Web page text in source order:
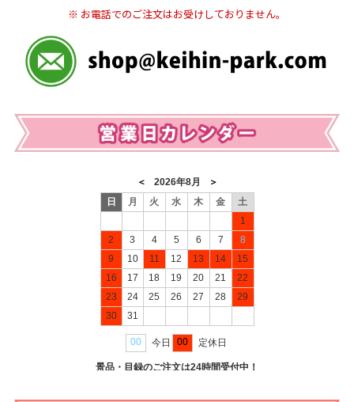
※ お電話でのご注文はお受けしておりません。